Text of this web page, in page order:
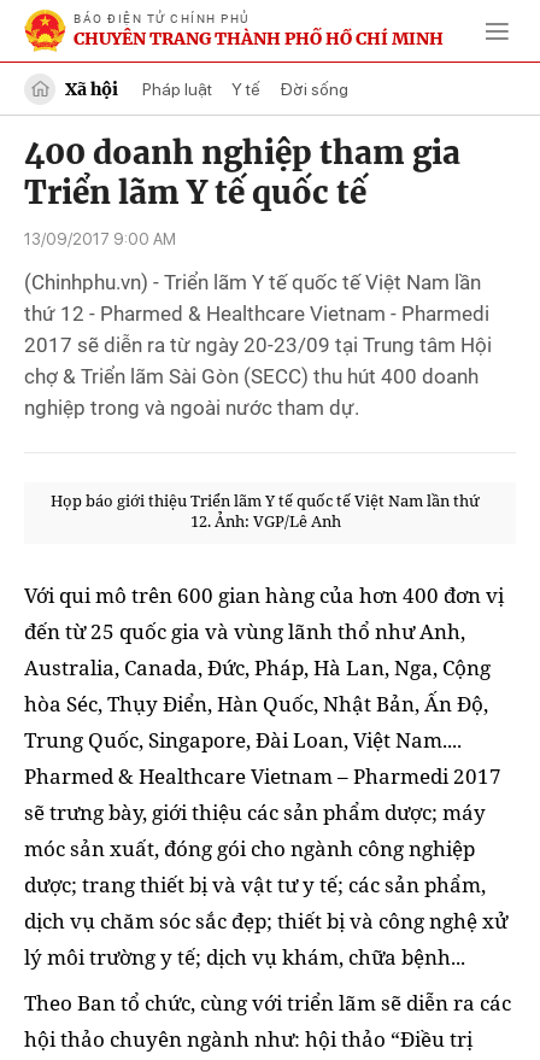
BÁO ĐIỆN TỬ CHÍNH PHỦ
CHUYÊN TRANG THÀNH PHỐ HỒ CHÍ MINH
Xã hội Pháp luật Y tế Đời sống
400 doanh nghiệp tham gia
Triển lãm Y tế quốc tế
13/09/2017 9:00 AM
(Chinhphu.vn) - Triển lãm Y tế quốc tế Việt Nam lần
thứ 12 - Pharmed & Healthcare Vietnam - Pharmedi
2017 sẽ diễn ra từ ngày 20-23/09 tại Trung tâm Hội
chợ & Triển lãm Sài Gòn (SECC) thu hút 400 doanh
nghiệp trong và ngoài nước tham dự.
Họp báo giới thiệu Triển lãm Y tế quốc tế Việt Nam lần thứ
12. Ảnh: VGP/Lê Anh
Với qui mô trên 600 gian hàng của hơn 400 đơn vị
đến từ 25 quốc gia và vùng lãnh thổ như Anh,
Australia, Canada, Đức, Pháp, Hà Lan, Nga, Cộng
hòa Séc, Thụy Điển, Hàn Quốc, Nhật Bản, Ấn Độ,
Trung Quốc, Singapore, Đài Loan, Việt Nam....
Pharmed & Healthcare Vietnam – Pharmedi 2017
sẽ trưng bày, giới thiệu các sản phẩm dược; máy
móc sản xuất, đóng gói cho ngành công nghiệp
dược; trang thiết bị và vật tư y tế; các sản phẩm,
dịch vụ chăm sóc sắc đẹp; thiết bị và công nghệ xử
lý môi trường y tế; dịch vụ khám, chữa bệnh...
Theo Ban tổ chức, cùng với triển lãm sẽ diễn ra các
hội thảo chuyên ngành như: hội thảo “Điều trị